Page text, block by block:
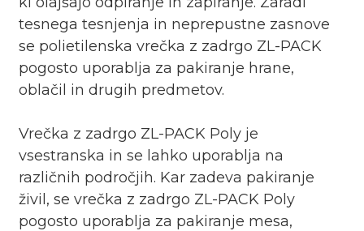
tesnega tesnjenja in neprepustne zasnove
se polietilenska vrečka z zadrgo ZL-PACK
pogosto uporablja za pakiranje hrane,
oblačil in drugih predmetov.
Vrečka z zadrgo ZL-PACK Poly je
vsestranska in se lahko uporablja na
različnih področjih. Kar zadeva pakiranje
živil, se vrečka z zadrgo ZL-PACK Poly
pogosto uporablja za pakiranje mesa,